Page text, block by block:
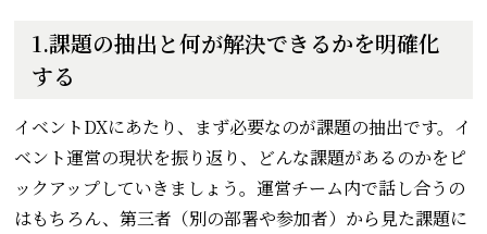
1.課題の抽出と何が解決できるかを明確化
する
イベントDXにあたり、まず必要なのが課題の抽出です。イ
ベント運営の現状を振り返り、どんな課題があるのかをピ
ックアップしていきましょう。運営チーム内で話し合うの
はもちろん、第三者（別の部署や参加者）から見た課題に